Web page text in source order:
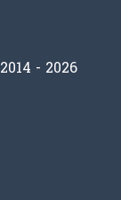
- 2026